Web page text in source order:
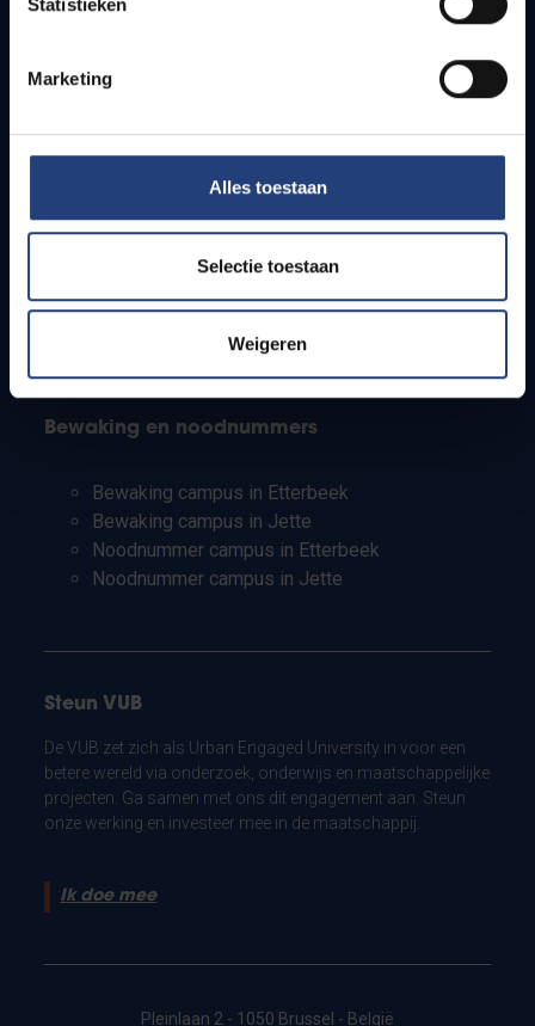
Statistieken
Marketing
Alles toestaan
Selectie toestaan
Weigeren
Bereikbaarheid
Studenten
PhD-studenten
Leerkrachten en secundaire scholen
Bewaking en noodnummers
Bewaking campus in Etterbeek
Bewaking campus in Jette
Noodnummer campus in Etterbeek
Noodnummer campus in Jette
Steun VUB
De VUB zet zich als Urban Engaged University in voor een
betere wereld via onderzoek, onderwijs en maatschappelijke
projecten. Ga samen met ons dit engagement aan. Steun
onze werking en investeer mee in de maatschappij.
Ik doe mee
Pleinlaan 2 - 1050 Brussel - België